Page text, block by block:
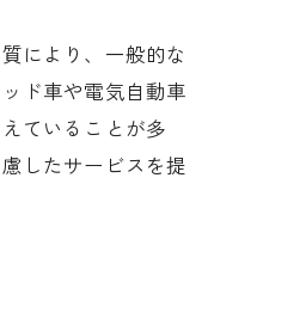
により、一般的な
ド車や電気自動車
ていることが多
したサービスを提